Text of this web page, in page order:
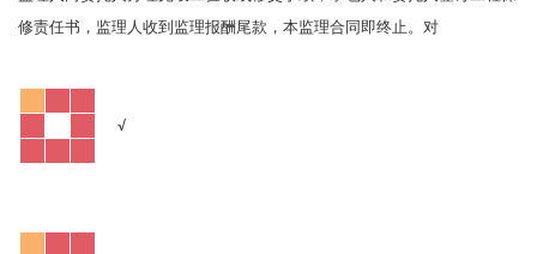
修责任书，监理人收到监理报酬尾款，本监理合同即终止。 对
√